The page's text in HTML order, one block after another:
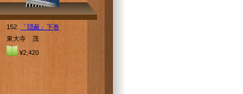
152.
「隠蔽」下巻
東大寺 茂
¥2,420